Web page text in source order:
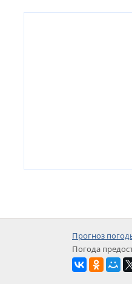
Прогноз
Погода